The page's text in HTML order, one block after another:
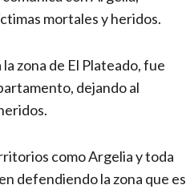
mortales y heridos.
zona de El Plateado, fue
dejando al
como Argelia y toda
defendiendo la zona que es